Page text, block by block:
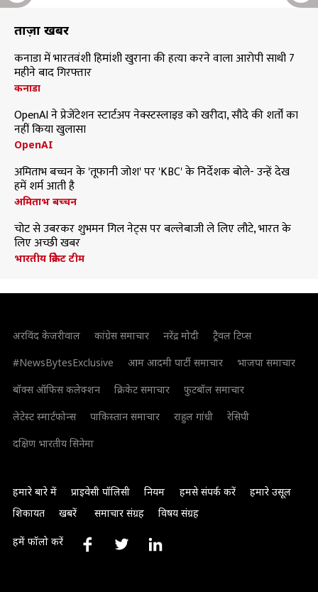
ताज़ा खबरें
कनाडा में भारतवंशी हिमांशी खुराना की हत्या करने वाला आरोपी साथी 7
महीने बाद गिरफ्तार
कनाडा
OpenAI ने प्रेजेंटेशन स्टार्टअप नेक्स्टस्लाइड को खरीदा, सौदे की शर्तों का
नहीं किया खुलासा
OpenAI
अमिताभ बच्चन के 'तूफानी जोश' पर 'KBC' के निर्देशक बोले- उन्हें देख
हमें शर्म आती है
अमिताभ बच्चन
चोट से उबरकर शुभमन गिल नेट्स पर बल्लेबाजी ले लिए लौटे, भारत के
लिए अच्छी खबर
भारतीय क्रिकेट टीम
अरविंद केजरीवाल कांग्रेस समाचार नरेंद्र मोदी
ट्रैवल टिप्स
#NewsBytesExclusive
आम आदमी पार्टी समाचार
भाजपा समाचार
बॉक्स ऑफिस कलेक्शन
क्रिकेट समाचार
फुटबॉल समाचार
लेटेस्ट स्मार्टफोन्स
पाकिस्तान समाचार राहुल गांधी
रेसिपी
दक्षिण भारतीय सिनेमा
हमारे बारे में प्राइवेसी पॉलिसी नियम हमसे संपर्क करें
हमारे उसूल
शिकायत
खबरें समाचार संग्रह विषय संग्रह
हमें फॉलो करें